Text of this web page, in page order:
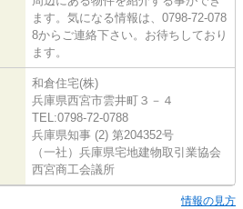
ます。気になる情報は、0798-72-078
8からご連絡下さい。お待ちしており
ます。
和倉住宅(株)
兵庫県西宮市雲井町３－４
TEL:0798-72-0788
兵庫県知事 (2) 第204352号
（一社）兵庫県宅地建物取引業協会
西宮商工会議所
情報の見方